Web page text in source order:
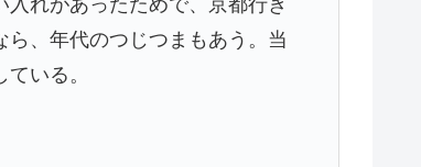
れがあったためで、京都行き
、年代のつじつまもあう。当
いる。